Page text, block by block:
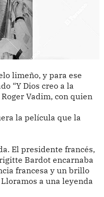
limeño, y para ese
“Y Dios creo a la
Vadim, con quien
la película que la
El presidente francés,
Bardot encarnaba
francesa y un brillo
a una leyenda